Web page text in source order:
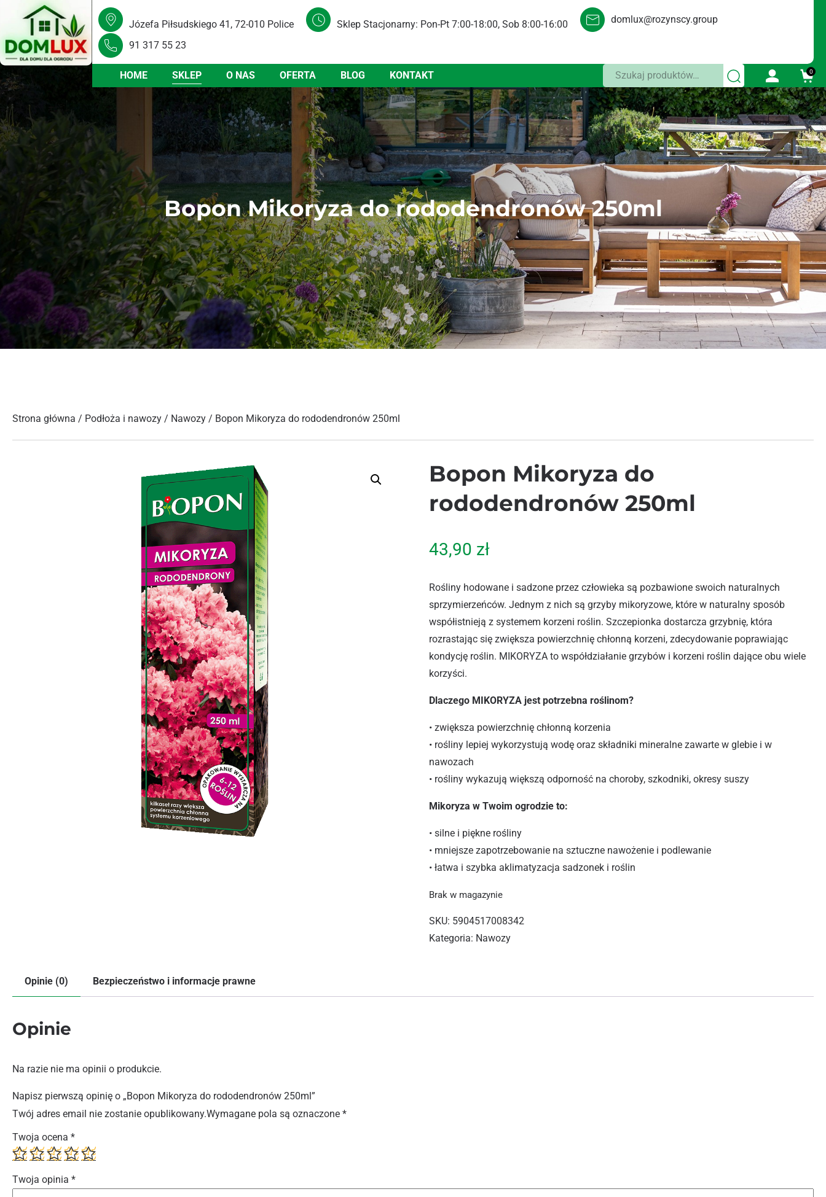
Józefa Piłsudskiego 41, 72-010 Police Sklep Stacjonarny: Pon-Pt 7:00-18:00, Sob 8:00-16:00 domlux@rozynscy.group
91 317 55 23
HOME SKLEP O NAS OFERTA BLOG KONTAKT Szukaj: 0
Bopon Mikoryza do rododendronów 250ml
Strona główna / Podłoża i nawozy / Nawozy / Bopon Mikoryza do rododendronów 250ml
Bopon Mikoryza do
rododendronów 250ml
43,90 zł
Rośliny hodowane i sadzone przez człowieka są pozbawione swoich naturalnych
sprzymierzeńców. Jednym z nich są grzyby mikoryzowe, które w naturalny sposób
współistnieją z systemem korzeni roślin. Szczepionka dostarcza grzybnię, która
rozrastając się zwiększa powierzchnię chłonną korzeni, zdecydowanie poprawiając
kondycję roślin. MIKORYZA to współdziałanie grzybów i korzeni roślin dające obu wiele
korzyści.
Dlaczego MIKORYZA jest potrzebna roślinom?
• zwiększa powierzchnię chłonną korzenia
• rośliny lepiej wykorzystują wodę oraz składniki mineralne zawarte w glebie i w
nawozach
• rośliny wykazują większą odporność na choroby, szkodniki, okresy suszy
Mikoryza w Twoim ogrodzie to:
• silne i piękne rośliny
• mniejsze zapotrzebowanie na sztuczne nawożenie i podlewanie
• łatwa i szybka aklimatyzacja sadzonek i roślin
Brak w magazynie
SKU: 5904517008342
Kategoria: Nawozy
Opinie (0) Bezpieczeństwo i informacje prawne
Opinie
Na razie nie ma opinii o produkcie.
Napisz pierwszą opinię o „Bopon Mikoryza do rododendronów 250ml”
Twój adres email nie zostanie opublikowany.Wymagane pola są oznaczone *
Twoja ocena *
Twoja opinia *